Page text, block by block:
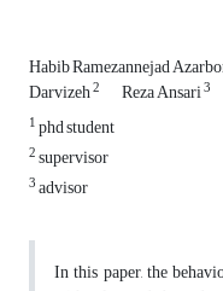
Habib Ramezannejad
Darvizeh2 Reza Ansari3
1phd student
2supervisor
3advisor
In this paper, the